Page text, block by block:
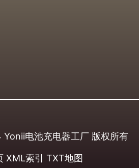
Yonii电池充电器工厂版权所有
XML索引 TXT地图